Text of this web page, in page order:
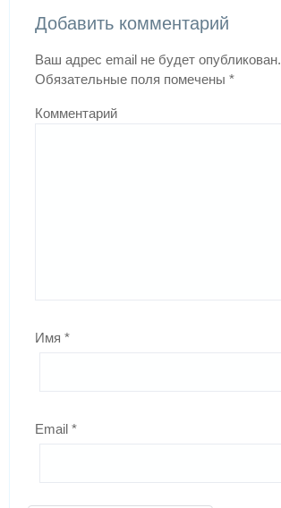
Добавить комментарий
Ваш адрес email не будет опубликован.
Обязательные поля помечены *
Комментарий
Имя *
Email *